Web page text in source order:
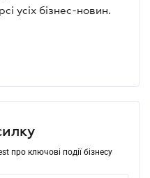
усіх бізнес-новин.
про ключові події бізнесу